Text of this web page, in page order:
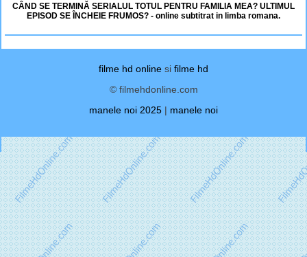
CÂND SE TERMINĂ SERIALUL TOTUL PENTRU FAMILIA MEA? ULTIMUL
EPISOD SE ÎNCHEIE FRUMOS? - online subtitrat in limba romana.
filme hd online si filme hd
© filmehdonline.com
manele noi 2025 | manele noi